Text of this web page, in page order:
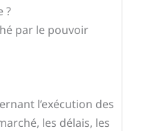
?
par le pouvoir
l’exécution des
les délais, les